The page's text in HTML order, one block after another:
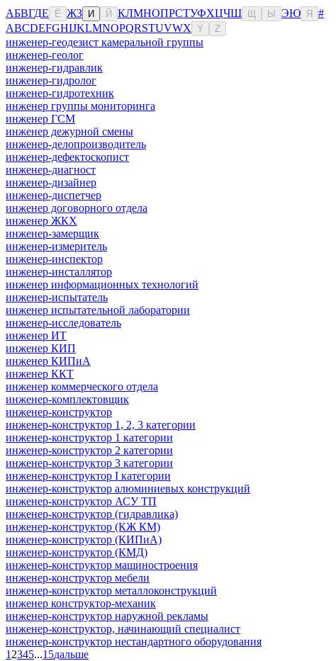
АБВГДЕ Ё ЖЗ И Й КЛМНОПРСТУФХЦЧШ Ы ЭЮ Я
#
ABCDEFGHIJKLMNOPQRSTUVWX Y Z
инженер-геодезист камеральной группы
инженер-геолог
инженер-гидравлик
инженер-гидролог
инженер-гидротехник
инженер группы мониторинга
инженер ГСМ
инженер дежурной смены
инженер-делопроизводитель
инженер-дефектоскопист
инженер-диагност
инженер-дизайнер
инженер-диспетчер
инженер договорного отдела
инженер ЖКХ
инженер-замерщик
инженер-измеритель
инженер-инспектор
инженер-инсталлятор
инженер информационных технологий
инженер-испытатель
инженер испытательной лаборатории
инженер-исследователь
инженер ИТ
инженер КИП
инженер КИПиА
инженер ККТ
инженер коммерческого отдела
инженер-комплектовщик
инженер-конструктор
инженер-конструктор 1, 2, 3 категории
инженер-конструктор 1 категории
инженер-конструктор 2 категории
инженер-конструктор 3 категории
инженер-конструктор I категории
инженер-конструктор алюминиевых конструкций
инженер-конструктор АСУ ТП
инженер-конструктор (гидравлика)
инженер-конструктор (КЖ КМ)
инженер-конструктор (КИПиА)
инженер-конструктор (КМД)
инженер-конструктор машиностроения
инженер-конструктор мебели
инженер-конструктор металлоконструкций
инженер конструктор-механик
инженер-конструктор наружной рекламы
инженер-конструктор, начинающий специалист
инженер-конструктор нестандартного оборудования
1 2345...15дальше